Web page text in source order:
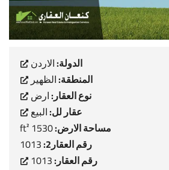
الدولة:الاردن
المنطقة:الظهير
نوع العقار:ارض
عقار لل:البيع
مساحة الارض:1530 ft²
رقم العقار2: 1013
رقم العقار:1013